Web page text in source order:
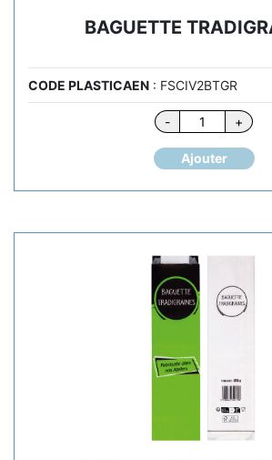
BAGUETTE
CODE PLASTICAEN : FSCIV2BTGR
-
quantité
de
BAGUETTE
+
Ajouter